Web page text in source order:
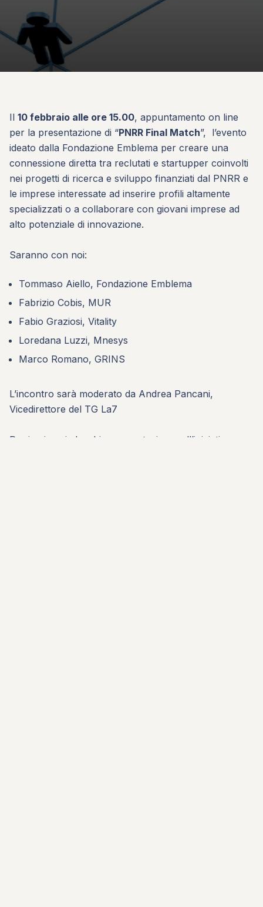
Il 10 febbraio alle ore 15.00, appuntamento on line
per la presentazione di “PNRR Final Match”, l’evento
ideato dalla Fondazione Emblema per creare una
connessione diretta tra reclutati e startupper coinvolti
nei progetti di ricerca e sviluppo finanziati dal PNRR e
le imprese interessate ad inserire profili altamente
specializzati o a collaborare con giovani imprese ad
alto potenziale di innovazione.
Saranno con noi:
Tommaso Aiello, Fondazione Emblema
Fabrizio Cobis, MUR
Fabio Graziosi, Vitality
Loredana Luzzi, Mnesys
Marco Romano, GRINS
L’incontro sarà moderato da Andrea Pancani,
Vicedirettore del TG La7
Per iscriversi al webinar e partecipare all’iniziativa: